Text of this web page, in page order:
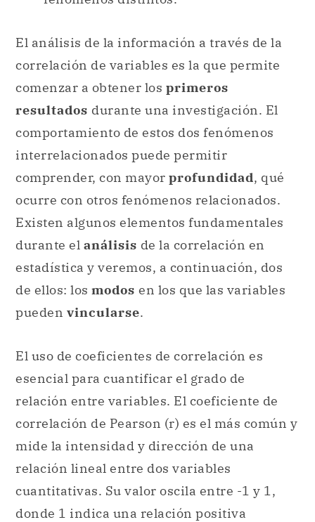
El análisis de la información a través de la
correlación de variables es la que permite
comenzar a obtener los primeros
resultados durante una investigación. El
comportamiento de estos dos fenómenos
interrelacionados puede permitir
comprender, con mayor profundidad, qué
ocurre con otros fenómenos relacionados.
Existen algunos elementos fundamentales
durante el análisis de la correlación en
estadística y veremos, a continuación, dos
de ellos: los modos en los que las variables
pueden vincularse.
El uso de coeficientes de correlación es
esencial para cuantificar el grado de
relación entre variables. El coeficiente de
correlación de Pearson (r) es el más común y
mide la intensidad y dirección de una
relación lineal entre dos variables
cuantitativas. Su valor oscila entre -1 y 1,
donde 1 indica una relación positiva